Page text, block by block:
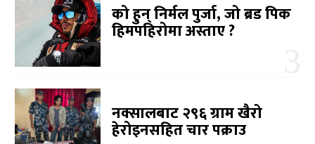
को हुन् निर्मल पुर्जा, जो ब्रड पिक
हिमपहिरोमा अस्ताए ?
नक्सालबाट २९६ ग्राम खैरो
हेरोइनसहित चार पक्राउ